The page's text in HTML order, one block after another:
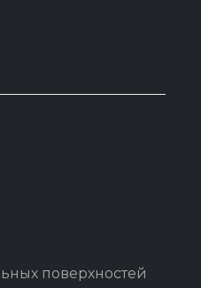
поверхностей